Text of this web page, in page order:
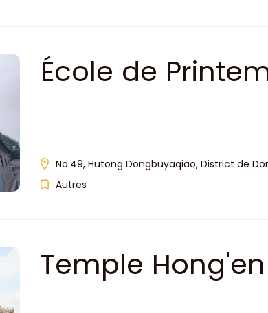
École de
No.49, Hutong Dongbuyaqiao, District de
Autres
Temple Hong'en